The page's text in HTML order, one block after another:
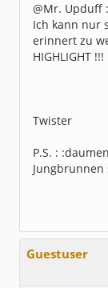
@Mr. Upduff :
Ich kann nur
erinnert zu
HIGHLIGHT
Twister
P.S. :
Jungbrunnen
Guestuser